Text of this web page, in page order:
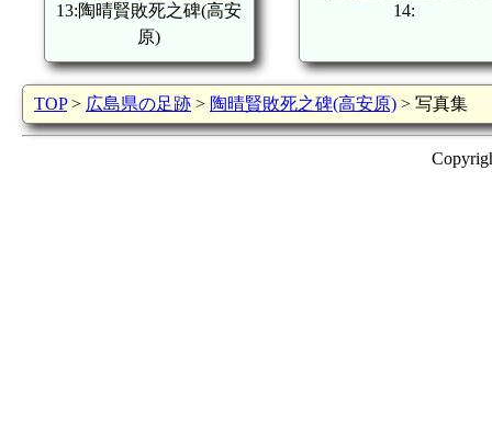
13:陶晴賢敗死之碑(高安
原)
14:
TOP> 広島県の足跡 > 陶晴賢敗死之碑(高安原) > 写真集